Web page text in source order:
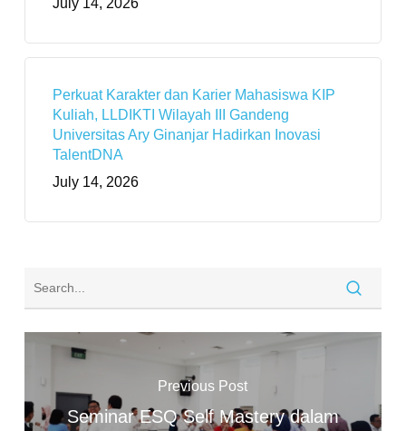
Perkuat Karakter dan Karier Mahasiswa KIP
Kuliah, LLDIKTI Wilayah III Gandeng
Universitas Ary Ginanjar Hadirkan Inovasi
TalentDNA
July 14, 2026
Previous Post
Seminar ESQ Self Mastery dalam